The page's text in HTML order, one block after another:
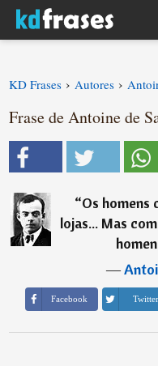
KD Frases › Autores ›
Frase de Antoine de
“Os homens
lojas... Mas
―
Facebook Twitter